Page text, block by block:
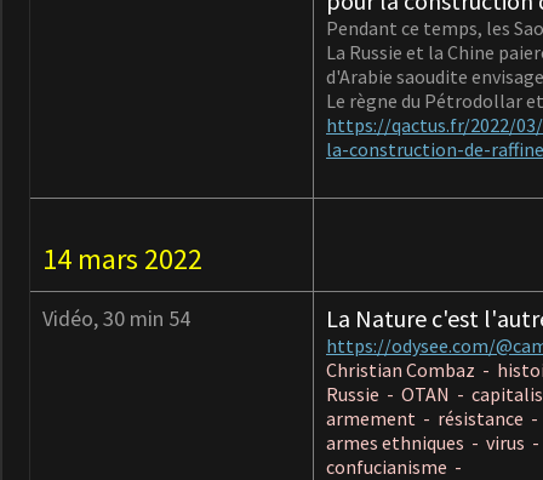
Pendant ce temps, les
La Russie et la Chine
d'Arabie saoudite
Le règne du Pétrodollar
https://qactus.fr/2022/
la-construction-de-
14 mars 2022
Vidéo, 30 min 54 La Nature c'est
https://odysee.com/
Christian Combaz -
Russie - OTAN -
armement - résistance
armes ethniques - virus
confucianisme -